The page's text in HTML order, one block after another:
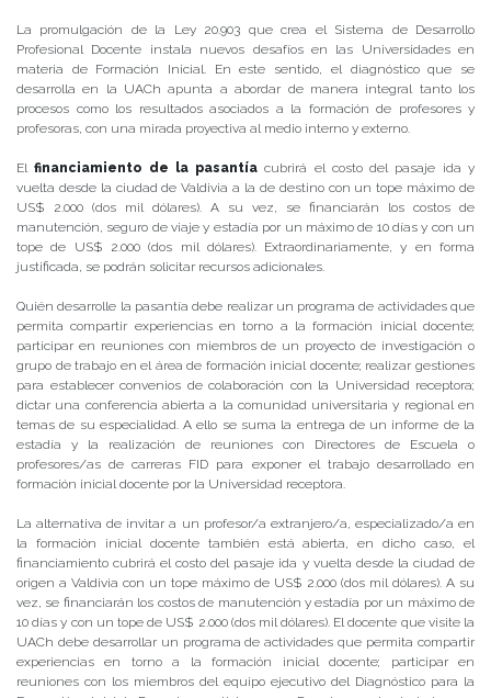
La promulgación de la Ley 20.903 que crea el Sistema de Desarrollo
Profesional Docente instala nuevos desafíos en las Universidades en
materia de Formación Inicial. En este sentido, el diagnóstico que se
desarrolla en la UACh apunta a abordar de manera integral tanto los
procesos como los resultados asociados a la formación de profesores y
profesoras, con una mirada proyectiva al medio interno y externo.
Elfinanciamiento de la pasantía cubrirá el costo del pasaje ida y
vuelta desde la ciudad de Valdivia a la de destino con un tope máximo de
US$ 2.000 (dos mil dólares). A su vez, se financiarán los costos de
manutención, seguro de viaje y estadía por un máximo de 10 días y con un
tope de US$ 2.000 (dos mil dólares). Extraordinariamente, y en forma
justificada, se podrán solicitar recursos adicionales.
Quién desarrolle la pasantía debe realizar un programa de actividades que
permita compartir experiencias en torno a la formación inicial docente;
participar en reuniones con miembros de un proyecto de investigación o
grupo de trabajo en el área de formación inicial docente; realizar gestiones
para establecer convenios de colaboración con la Universidad receptora;
dictar una conferencia abierta a la comunidad universitaria y regional en
temas de su especialidad. A ello se suma la entrega de un informe de la
estadía y la realización de reuniones con Directores de Escuela o
profesores/as de carreras FID para exponer el trabajo desarrollado en
formación inicial docente por la Universidad receptora.
La alternativa de invitar a un profesor/a extranjero/a, especializado/a en
la formación inicial docente también está abierta, en dicho caso, el
financiamiento cubrirá el costo del pasaje ida y vuelta desde la ciudad de
origen a Valdivia con un tope máximo de US$ 2.000 (dos mil dólares). A su
vez, se financiarán los costos de manutención y estadía por un máximo de
10 días y con un tope de US$ 2.000 (dos mil dólares). El docente que visite la
UACh debe desarrollar un programa de actividades que permita compartir
experiencias en torno a la formación inicial docente; participar en
reuniones con los miembros del equipo ejecutivo del Diagnóstico para la